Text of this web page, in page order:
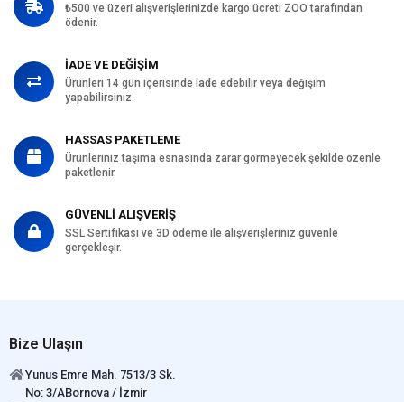
₺500 ve üzeri alışverişlerinizde kargo ücreti ZOO tarafından
ödenir.
İADE VE DEĞİŞİM
Ürünleri 14 gün içerisinde iade edebilir veya değişim
yapabilirsiniz.
HASSAS PAKETLEME
Ürünleriniz taşıma esnasında zarar görmeyecek şekilde özenle
paketlenir.
GÜVENLİ ALIŞVERİŞ
SSL Sertifikası ve 3D ödeme ile alışverişleriniz güvenle
gerçekleşir.
Bize Ulaşın
Yunus Emre Mah. 7513/3 Sk.
No: 3/ABornova / İzmir